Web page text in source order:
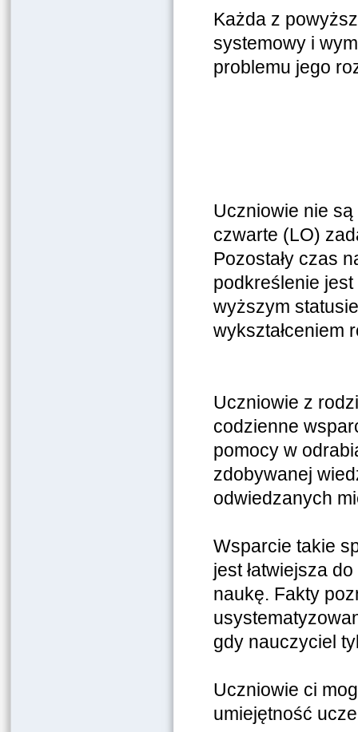
Każda z
systemowy i
problemu jego
Uczniowie nie są
czwarte (LO)
Pozostały czas
podkreślenie
wyższym
wykształceniem
Uczniowie z
codzienne
pomocy w
zdobywanej
odwiedzanych
Wsparcie takie
jest łatwiejsza
naukę. Fakty
gdy nauczyciel
Uczniowie ci
umiejętność